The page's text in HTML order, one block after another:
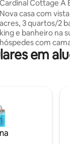
Cardinal Cottage A
W/HotTub
Nova casa com
acres, 3 quartos/2
king e banheiro na
hóspedes com
compartilhado.
cozinha com vista
banheira de
pé do Lago Bailey.
paddleboarding e
Columbia Falls e 20
entrada do Parque
em